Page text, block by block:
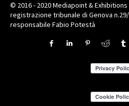
© 2016 - 2020 Mediapoint & Exhibitions
registrazione tribunale di Genova
responsabile Fabio Potestà